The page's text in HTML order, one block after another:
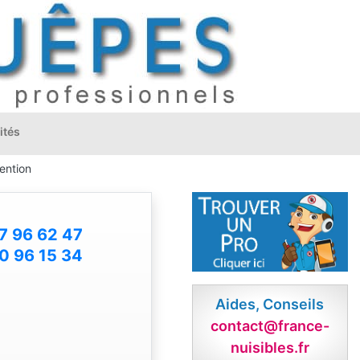
96 62 47
96 15 34
Aides, Conseils
contact@france-
nuisibles.fr